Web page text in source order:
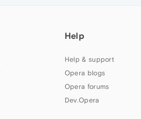
Help
Help & support
Opera blogs
Opera forums
Dev.Opera